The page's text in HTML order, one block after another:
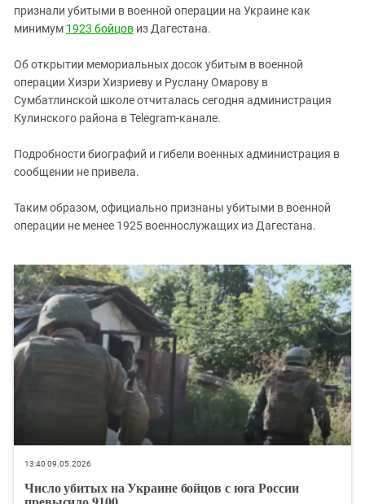
Чечня
Южный Кавказ
ЮФО
признали убитыми в военной операции на Украине как
минимум 1923 бойцов из Дагестана.
Об открытии мемориальных досок убитым в военной
операции Хизри Хизриеву и Руслану Омарову в
Сумбатлинской школе отчиталась сегодня администрация
Кулинского района в Telegram-канале.
Подробности биографий и гибели военных администрация в
сообщении не привела.
Таким образом, официально признаны убитыми в военной
операции не менее 1925 военнослужащих из Дагестана.
13:40 09.05.2026
Число убитых на Украине бойцов с юга России